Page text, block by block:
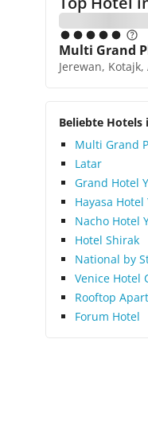
Multi Grand
Jerewan,
Beliebte Hotels
Multi Grand
Latar
Grand Hotel
Hayasa Hotel
Nacho Hotel
Hotel Shirak
National by
Venice Hotel
Rooftop
Forum Hotel